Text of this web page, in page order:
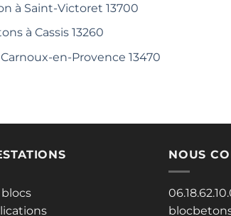
à Saint-Victoret 13700
à Cassis 13260
en-Provence 13470
NOUS